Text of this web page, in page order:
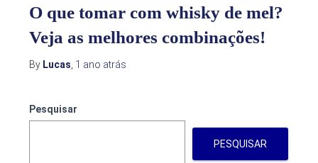
O que tomar com whisky de mel?
Veja as melhores combinações!
By Lucas 1 ano atrás
Pesquisar
PESQUISAR